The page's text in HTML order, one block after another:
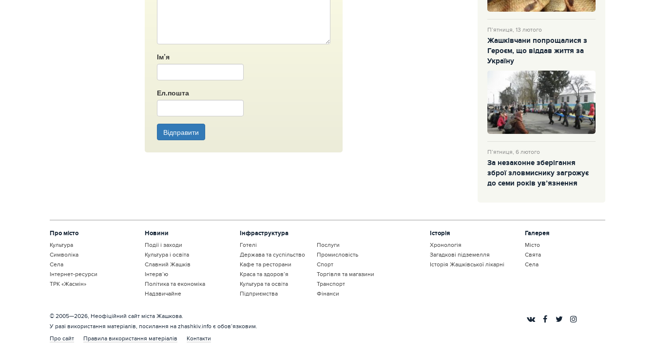
Ім’я
Ел.пошта
Відправити
П’ятниця, 13 лютого
Жашківчани попрощалися з
Героєм, що віддав життя за
Україну
П’ятниця, 6 лютого
За незаконне зберігання
зброї зловмиснику загрожує
до семи років ув’язнення
Про місто
Культура
Символіка
Села
Інтернет-ресурси
ТРК «Жасмін»
Новини
Події і заходи
Культура і освіта
Славний Жашків
Інтерв’ю
Політика та економіка
Надзвичайне
Інфраструктура
Готелі
Держава та суспільство
Кафе та ресторани
Краса та здоров’я
Культура та освіта
Підприємства
Послуги
Промисловість
Спорт
Торгівля та магазини
Транспорт
Фінанси
Історія
Хронологія
Загадкові підземелля
Історія Жашківської лікарні
Галерея
Місто
Свята
Села
© 2005—2026, Неофіційний сайт міста Жашкова.
У разі використання матеріалів, посилання на zhashkiv.info є обов’язковим.
Про сайт
Правила використання матеріалів Контакти